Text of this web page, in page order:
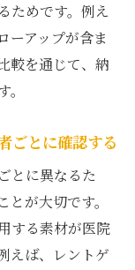
ためです。例え
ーアップが含ま
較を通じて、納
ごとに確認する
とに異なるた
が大切です。
する素材が医院
えば、レントゲ